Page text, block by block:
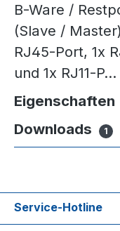
B-Ware /
(Slave /
RJ45-Port, 1x
und 1x RJ11-P…
Eigenschaften
Downloads
1
Service-Hotline